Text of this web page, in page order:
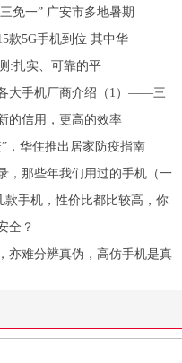
免一” 广安市多地暑期
款5G手机到位 其中华
:扎实、可靠的平
大手机厂商介绍（1）——三
的信用，更高的效率
，华住推出居家防疫指南
，那些年我们用过的手机（一
款手机，性价比都比较高，你
全？
亦难分辨真伪，高仿手机是真